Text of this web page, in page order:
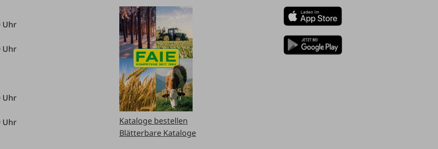
Uhr
Uhr
Uhr
Uhr
Kataloge bestellen
Blätterbare Kataloge